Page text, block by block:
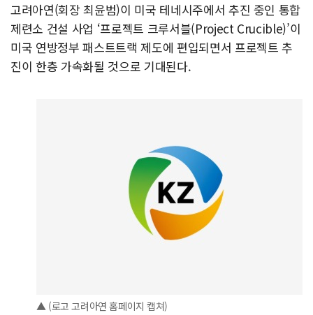
고려아연(회장 최윤범)이 미국 테네시주에서 추진 중인 통합
제련소 건설 사업 ‘프로젝트 크루서블(Project Crucible)’이
미국 연방정부 패스트트랙 제도에 편입되면서 프로젝트 추
진이 한층 가속화될 것으로 기대된다.
▲ (로고 고려아연 홈페이지 캡쳐)